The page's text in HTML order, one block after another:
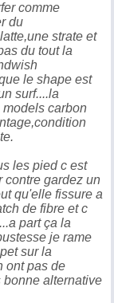
comme
du
strate et
du tout la
le shape est
surf....la
carbon
les pied c est
contre gardez un
qu'elle fissure a
de fibre et c
part ça la
je rame
sur la
ont pas de
bonne alternative